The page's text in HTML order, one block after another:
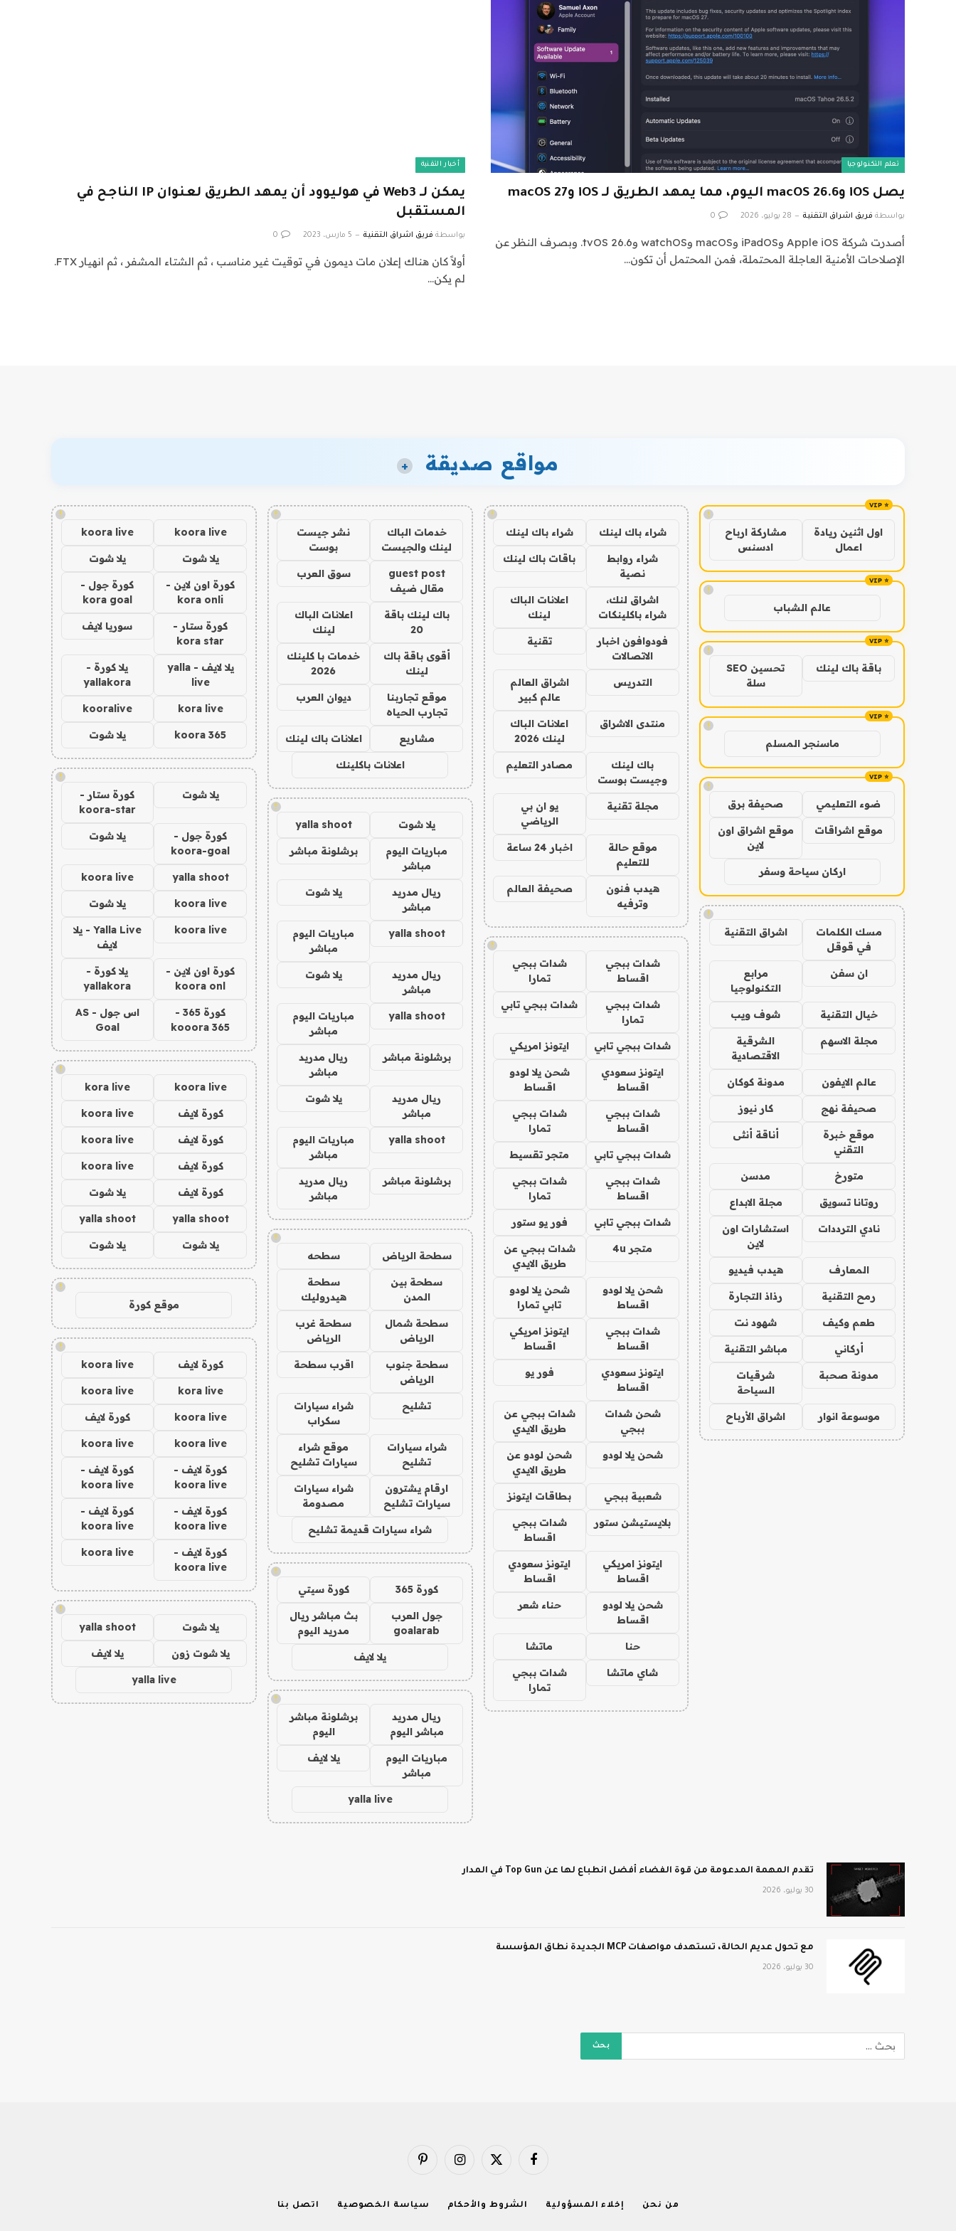
تعلم التكنولوجيا
يصل iOS وmacOS 26.6 اليوم، مما يمهد الطريق لـ iOS وmacOS 27
بواسطة فريق اشراق التقنية 28 يوليو، 2026 0
أصدرت شركة Apple iOS وiPadOS وmacOS وwatchOS وtvOS 26.6. وبصرف النظر عن
الإصلاحات الأمنية العاجلة المحتملة، فمن المحتمل أن تكون…
أخبار التقنية
يمكن لـ Web3 في هوليوود أن يمهد الطريق لعنوان IP الناجح في
المستقبل
بواسطة فريق اشراق التقنية 5 مارس، 2023 0
أولاً كان هناك إعلان مات ديمون في توقيت غير مناسب ، ثم الشتاء المشفر ، ثم انهيار FTX.
لم يكن…
مواقع صديقة +
!
اول اثنين ريادة
اعمال
مشاركة ارباح
ادسنس
!
عالم الشباب
!
باقة باك لينك
تحسين SEO
سلة
!
ماسنجر المسلم
!
ضوء التعليمي صحيفة برق
موقع اشراقات
موقع اشراق اون
لاين
اركان سياحة وسفر
!
مسك الكلمات
في قوقل
اشراق التقنية
ان سفن
مرابع
التكنولوجيا
خيال التقنية شوف ويب
مجلة الاسهم
الشرقية
الاقتصادية
عالم الايفون مدونة كوكان
صحيفة نهج كار نيوز
موقع خبرة
التقني
أناقة أنثى
متورخ مدسن
روتانا تسويق مجلة الابداع
نادي الترددات
استشارات اون
لاين
المعارف هيدب فيديو
رمح التقنية رذاذ التجارة
طعم وكيف شهود نت
أركاني مباشر التقنية
مدونة صحبة
شرقيات
السياحة
موسوعة انوار اشراق الأرباح
!
شراء باك لينك شراء باك لينك
شراء روابط
نصية
باقات باك لينك
اشراق لنك،
شراء باكلينكات
اعلانات الباك
لينك
فودوافون اخبار
الاتصالات
تقنية
التدريس
اشراق العالم
عالم كبير
منتدى الاشراق
اعلانات الباك
لينك 2026
باك لينك
وجيست بوست
مصادر التعليم
مجلة تقنية
يو ان بي
الرياضي
موقع حالة
للتعليم
اخبار 24 ساعة
هيدب فنون
وترفيه
صحيفة العالم
!
شدات ببجي
اقساط
شدات ببجي
تمارا
شدات ببجي
تمارا
شدات ببجي تابي
شدات ببجي تابي ايتونز امريكي
ايتونز سعودي
اقساط
شحن يلا لودو
اقساط
شدات ببجي
اقساط
شدات ببجي
تمارا
شدات ببجي تابي متجر تقسيط
شدات ببجي
اقساط
شدات ببجي
تمارا
شدات ببجي تابي فور يو ستور
متجر 4u
شدات ببجي عن
طريق الايدي
شحن يلا لودو
اقساط
شحن يلا لودو
تابي تمارا
شدات ببجي
اقساط
ايتونز امريكي
اقساط
ايتونز سعودي
اقساط
فور يو
شحن شدات
ببجي
شدات ببجي عن
طريق الايدي
شحن يلا لودو
شحن لودو عن
طريق الايدي
شعبية ببجي بطاقات ايتونز
بلايستيشن ستور
شدات ببجي
اقساط
ايتونز امريكي
اقساط
ايتونز سعودي
اقساط
شحن يلا لودو
اقساط
حناء شعر
حنا ماتشا
شاي ماتشا
شدات ببجي
تمارا
!
خدمات الباك
لينك والجيست
نشر جيست
بوست
guest post
مقال ضيف
سوق العرب
باك لينك باقة
20
اعلانات الباك
لينك
أقوى باقة باك
لينك
خدمات با كلينك
2026
موقع تجاربنا
تجارب الحياه
ديوان العرب
مشاريع اعلانات باك لينك
اعلانات باكلينك
!
يلا شوت yalla shoot
مباريات اليوم
مباشر
برشلونة مباشر
ريال مدريد
مباشر
يلا شوت
yalla shoot
مباريات اليوم
مباشر
ريال مدريد
مباشر
يلا شوت
yalla shoot
مباريات اليوم
مباشر
برشلونة مباشر
ريال مدريد
مباشر
ريال مدريد
مباشر
يلا شوت
yalla shoot
مباريات اليوم
مباشر
برشلونة مباشر
ريال مدريد
مباشر
!
سطحة الرياض سطحه
سطحة بين
المدن
سطحة
هيدروليك
سطحة شمال
الرياض
سطحة غرب
الرياض
سطحة جنوب
الرياض
اقرب سطحة
تشليح
شراء سيارات
سكراب
شراء سيارات
تشليح
موقع شراء
سيارات تشليح
ارقام يشترون
سيارات تشليح
شراء سيارات
مصدومة
شراء سيارات قديمة تشليح
!
كورة 365 كورة سيتي
جول العرب
goalarab
بث مباشر ريال
مدريد اليوم
يلا لايف
!
ريال مدريد
مباشر اليوم
برشلونة مباشر
اليوم
مباريات اليوم
مباشر
يلا لايف
yalla live
!
koora live
koora live
يلا شوت يلا شوت
كورة اون لاين -
kora onli
كورة جول -
kora goal
كورة ستار -
kora star
سوريا لايف
يلا لايف - yalla
live
يلا كورة -
yallakora
kora live
kooralive
koora 365 يلا شوت
!
يلا شوت
كورة ستار -
koora-star
كورة جول -
koora-goal
يلا شوت
yalla shoot
koora live
koora live يلا شوت
koora live
Yalla Live - يلا
لايف
كورة اون لاين -
koora onl
يلا كورة -
yallakora
كورة 365 -
kooora 365
اس جول - AS
Goal
!
koora live
kora live
كورة لايف koora live
كورة لايف koora live
كورة لايف koora live
كورة لايف يلا شوت
yalla shoot
yalla shoot
يلا شوت يلا شوت
!
موقع كورة
!
كورة لايف koora live
kora live
koora live
koora live كورة لايف
koora live
koora live
كورة لايف -
koora live
كورة لايف -
koora live
كورة لايف -
koora live
كورة لايف -
koora live
كورة لايف -
koora live
koora live
!
يلا شوت yalla shoot
يلا شوت زون يلا لايف
yalla live
تقدم المهمة المدعومة من قوة الفضاء أفضل انطباع لها عن Top Gun في المدار
30 يوليو، 2026
مع تحول عديم الحالة، تستهدف مواصفات MCP الجديدة نطاق المؤسسة
30 يوليو، 2026
فيسبوك X
الانستغرامبينتيريست
من نحن إخلاء المسؤولية الشروط والأحكام سياسة الخصوصية اتصل بنا